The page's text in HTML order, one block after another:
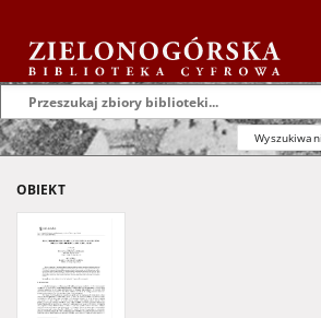
OBIEKT